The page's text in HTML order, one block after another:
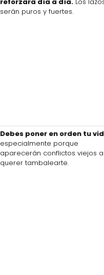
serán puros y fuertes.
Debes poner en orden tu
especialmente porque
aparecerán conflictos viejos a
querer tambalearte.